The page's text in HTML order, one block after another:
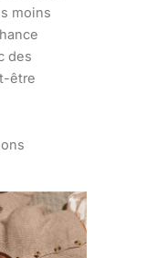
moins
des
être